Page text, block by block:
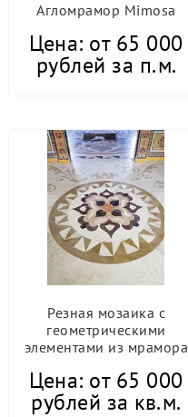
Агломрамор Mimosa
Цена: от 65 000
рублей за п.м.
Резная мозаика с
геометрическими
элементами из мрамора
Цена: от 65 000
рублей за кв.м.